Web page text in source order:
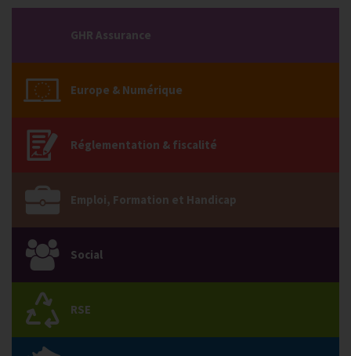
GHR Assurance
Europe & Numérique
Réglementation & fiscalité
Emploi, Formation et Handicap
Social
RSE